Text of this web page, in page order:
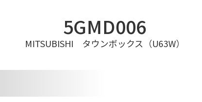
5GMD006
MITSUBISHI タウンボックス（U63W）